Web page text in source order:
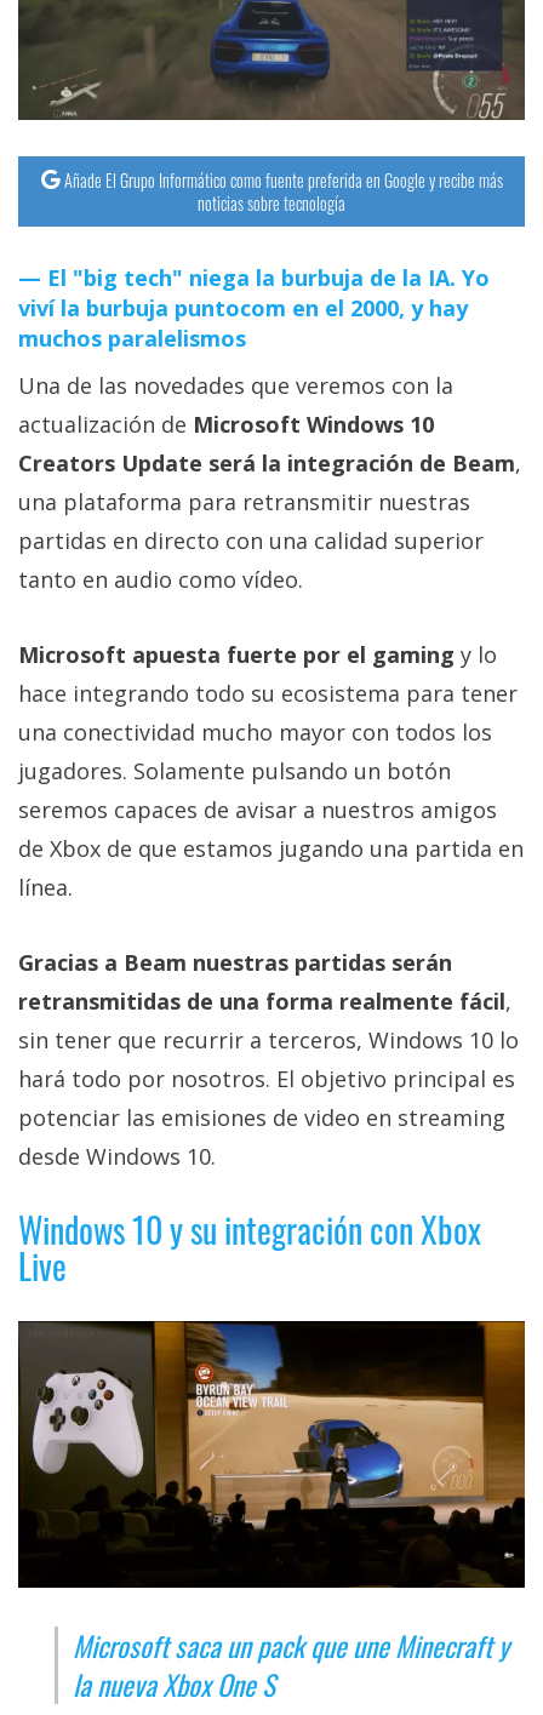
Operadores
Ciberseguridad
Sistemas
operativos
Profesional
Más
temas
Sorteos
Foros
Contacto
/
Sobre
nosotros
Publicidad
Cambiar
opciones
de
privacidad
/
Aviso
El medio de
comunicación
encontrarás
noticias sobre
tecnología,
móviles,
ordenadores,
apps,
informática,
videojuegos,
comparativas,
tutoriales.
El Grupo
Informático
(CC) 2006-
2026.
Algunos
Añade El Grupo Informático como fuente preferida en Google y recibe más
noticias sobre tecnología
El "big tech" niega la burbuja de la IA. Yo
viví la burbuja puntocom en el 2000, y hay
muchos paralelismos
Una de las novedades que veremos con la
actualización de Microsoft Windows 10
Creators Update será la integración de Beam,
una plataforma para retransmitir nuestras
partidas en directo con una calidad superior
tanto en audio como vídeo.
Microsoft apuesta fuerte por el gaming y lo
hace integrando todo su ecosistema para tener
una conectividad mucho mayor con todos los
jugadores. Solamente pulsando un botón
seremos capaces de avisar a nuestros amigos
de Xbox de que estamos jugando una partida en
línea.
Gracias a Beam nuestras partidas serán
retransmitidas de una forma realmente fácil,
sin tener que recurrir a terceros, Windows 10 lo
hará todo por nosotros. El objetivo principal es
potenciar las emisiones de video en streaming
desde Windows 10.
Windows 10 y su integración con Xbox
Live
Microsoft saca un pack que une Minecraft y
la nueva Xbox One S